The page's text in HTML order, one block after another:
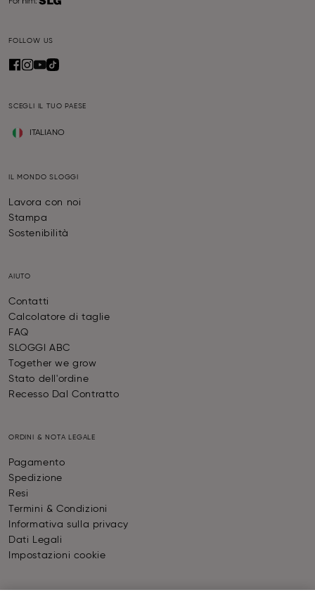
FOLLOW US
SCEGLI IL TUO PAESE
ITALIANO
IL MONDO SLOGGI
Lavora con noi
Stampa
Sostenibilità
AIUTO
Contatti
Calcolatore di taglie
FAQ
SLOGGI ABC
Together we grow
Stato dell'ordine
Recesso Dal Contratto
ORDINI & NOTA LEGALE
Pagamento
Spedizione
Resi
Termini & Condizioni
Informativa sulla privacy
Dati Legali
Impostazioni cookie